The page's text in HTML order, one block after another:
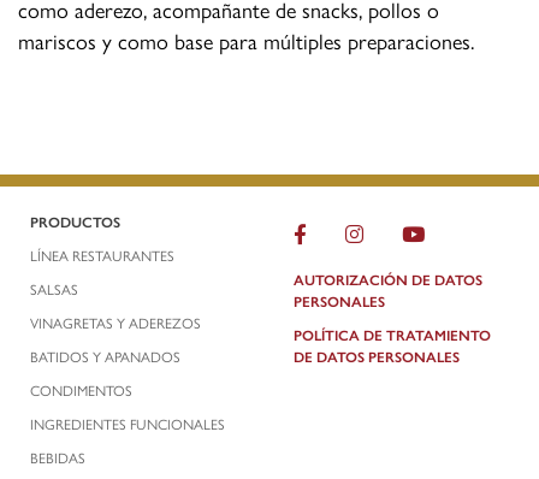
como aderezo, acompañante de snacks, pollos o
mariscos y como base para múltiples preparaciones.
PRODUCTOS
LÍNEA RESTAURANTES
SALSAS
VINAGRETAS Y ADEREZOS
BATIDOS Y APANADOS
CONDIMENTOS
INGREDIENTES FUNCIONALES
BEBIDAS
AUTORIZACIÓN DE DATOS
PERSONALES
POLÍTICA DE TRATAMIENTO
DE DATOS PERSONALES